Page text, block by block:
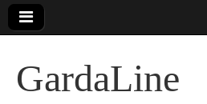
GardaLine